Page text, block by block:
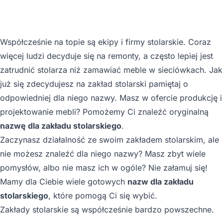
Współcześnie na topie są ekipy i firmy stolarskie. Coraz
więcej ludzi decyduje się na remonty, a często lepiej jest
zatrudnić stolarza niż zamawiać meble w sieciówkach. Jak
już się zdecydujesz na zakład stolarski pamiętaj o
odpowiedniej dla niego nazwy. Masz w ofercie produkcję i
projektowanie mebli? Pomożemy Ci znaleźć oryginalną
nazwę dla zakładu stolarskiego.
Zaczynasz działalność ze swoim zakładem stolarskim, ale
nie możesz znaleźć dla niego nazwy? Masz zbyt wiele
pomysłów, albo nie masz ich w ogóle? Nie załamuj się!
Mamy dla Ciebie wiele gotowych nazw dla zakładu
stolarskiego, które pomogą Ci się wybić.
Zakłady stolarskie są współcześnie bardzo powszechne.